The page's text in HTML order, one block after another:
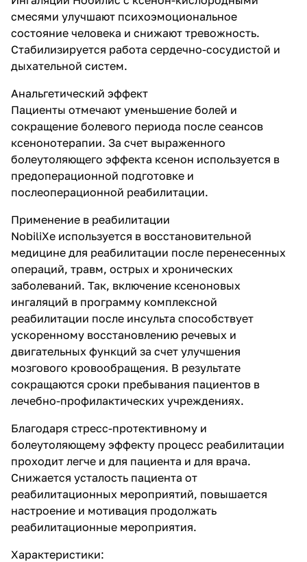
смесями улучшают психоэмоциональное
состояние человека и снижают тревожность.
Стабилизируется работа сердечно-сосудистой и
дыхательной систем.
Анальгетический эффект
Пациенты отмечают уменьшение болей и
сокращение болевого периода после сеансов
ксенонотерапии. За счет выраженного
болеутоляющего эффекта ксенон используется в
предоперационной подготовке и
послеоперационной реабилитации.
Применение в реабилитации
NobiliXe используется в восстановительной
медицине для реабилитации после перенесенных
операций, травм, острых и хронических
заболеваний. Так, включение ксеноновых
ингаляций в программу комплексной
реабилитации после инсульта способствует
ускоренному восстановлению речевых и
двигательных функций за счет улучшения
мозгового кровообращения. В результате
сокращаются сроки пребывания пациентов в
лечебно-профилактических учреждениях.
Благодаря стресс-протективному и
болеутоляющему эффекту процесс реабилитации
проходит легче и для пациента и для врача.
Снижается усталость пациента от
реабилитационных мероприятий, повышается
настроение и мотивация продолжать
реабилитационные мероприятия.
Характеристики: